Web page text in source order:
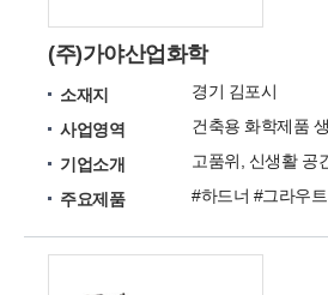
(주)가야산업화학
소재지
경기 김포시
사업영역
건축용 화학제품
기업소개
고품위, 신생활 공
주요제품